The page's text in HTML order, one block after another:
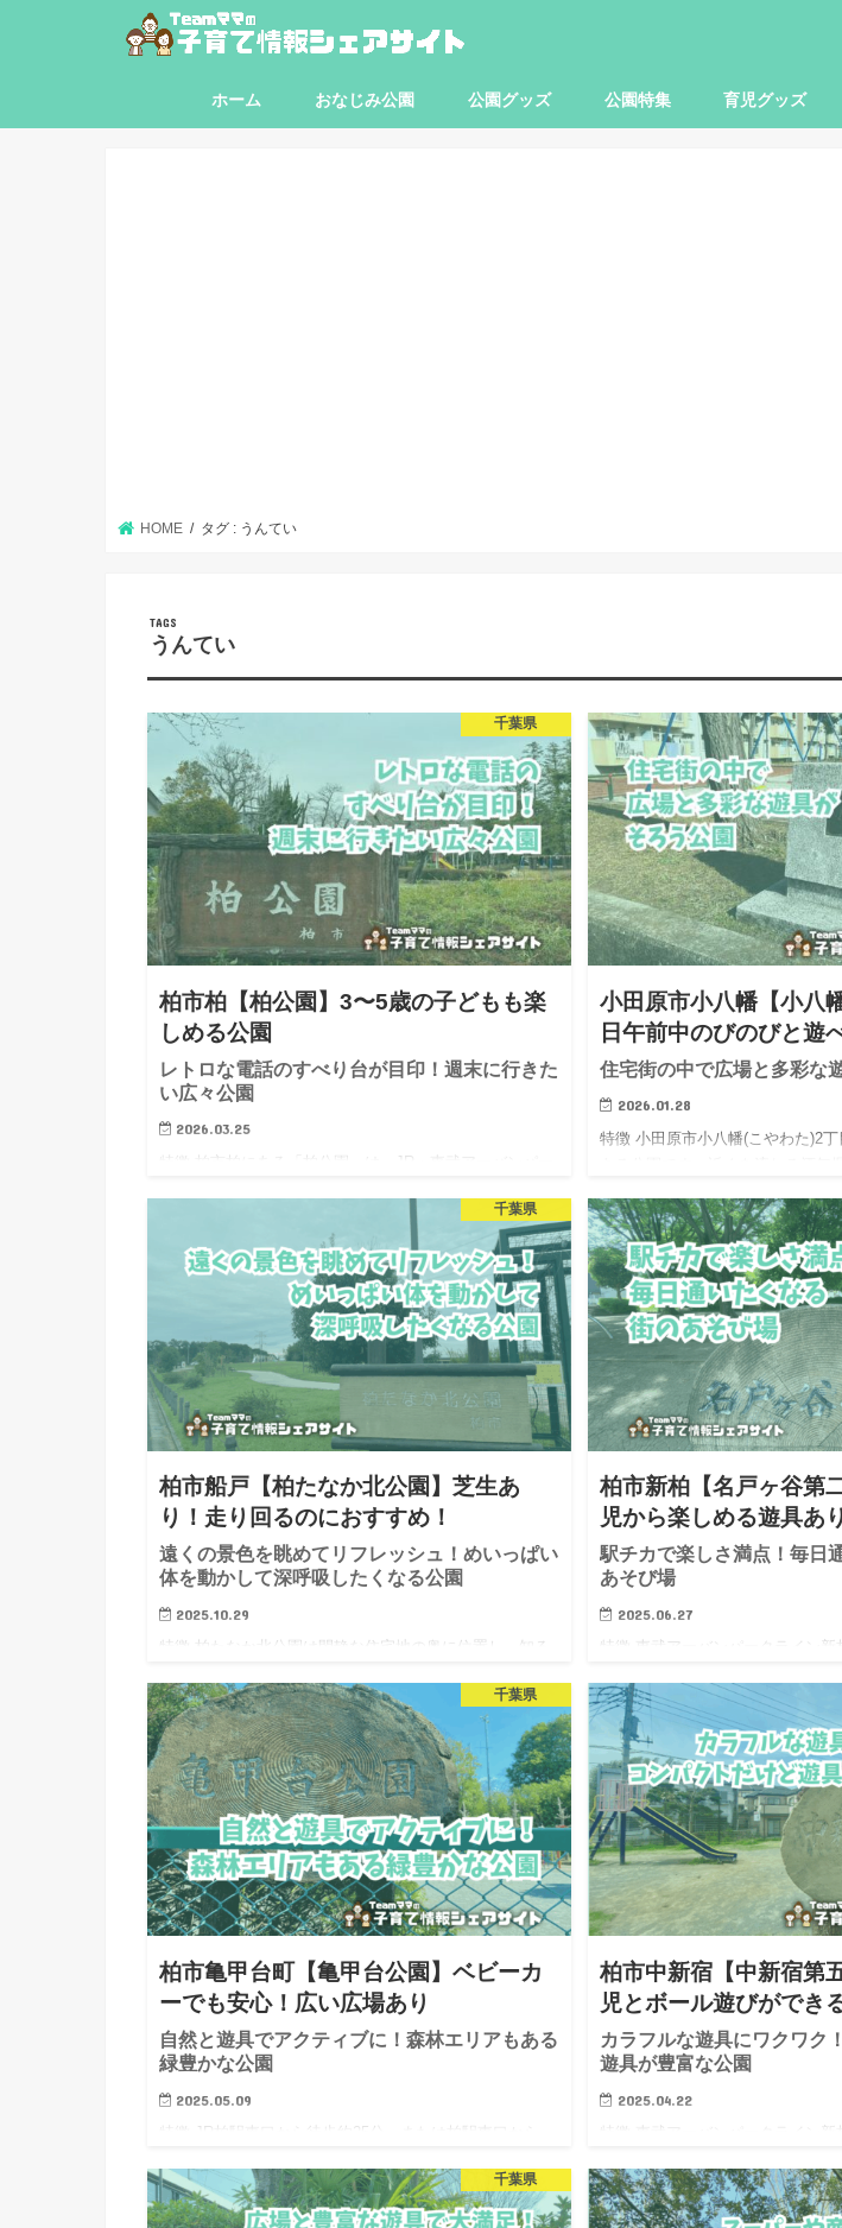
ホーム おなじみ公園 公園グッズ 公園特集 育児グッズ
HOME タグ : うんてい
うんてい
千葉県
柏市柏【柏公園】3〜5歳の子どもも楽
しめる公園
レトロな電話のすべり台が目印！週末に行きた
い広々公園
2026.03.25
楽しさ満載の公園です。柏駅東口からバスが出ており、
柏52系列「ウェルネス柏行き」に乗って約5分、バス停
「柏市民文化…
小田原市小八幡【小八
日午前中のびのびと遊
住宅街の中で広場と多彩な
2026.01.28
特徴 小田原市小八幡(こやわた)2
す。6月には紫陽花も咲きます。
もあり、広…
千葉県
柏市船戸【柏たなか北公園】芝生あ
り！走り回るのにおすすめ！
遠くの景色を眺めてリフレッシュ！めいっぱい
体を動かして深呼吸したくなる公園
2025.10.29
特徴 柏たなか北公園は閑静な住宅地の奥に位置し、知る
がり、筑波山が遠くに見えるなど、景観の良さは近隣の
公園の中でも随一。高速道路がすぐ近くを通り、線路も
見えるので乗り物が…
柏市新柏【名戸ヶ谷第
児から楽しめる遊具あり
駅チカで楽しさ満点！毎日
あそび場
2025.06.27
特徴 東武アーバンパークライン新
放感があり、のびのびと過ごせる
す。 木々が多く、暑い季節でも木
です。遊具の集ま…
千葉県
柏市亀甲台町【亀甲台公園】ベビーカ
ーでも安心！広い広場あり
自然と遊具でアクティブに！森林エリアもある
緑豊かな公園
2025.05.09
甲台入口」下車、徒歩5分の場所にあります。 高低差のあ
る地域の真ん中にある公園なのでどの入り口にも階段が
柏市中新宿【中新宿第
児とボール遊びができ
カラフルな遊具にワクワク
遊具が豊富な公園
2025.04.22
「火の見下」下車、徒歩5分の場所
中にある細長い形の公園です。小
千葉県